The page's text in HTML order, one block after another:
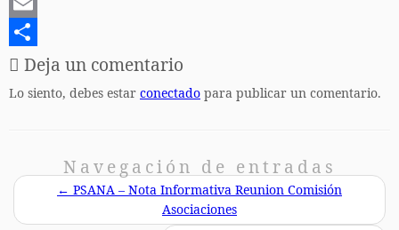
e
b
o
t
t
h
a
t
E
m
a
C
o
Deja un comentario
Lo siento, debes estar conectado para publicar un comentario.
Navegación de entradas
← PSANA – Nota Informativa Reunion Comisión
Asociaciones